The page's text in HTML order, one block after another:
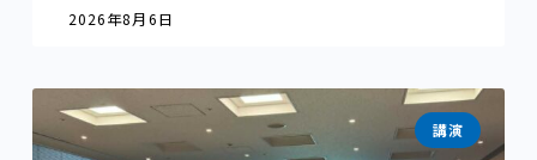
2026年8月6日
講演